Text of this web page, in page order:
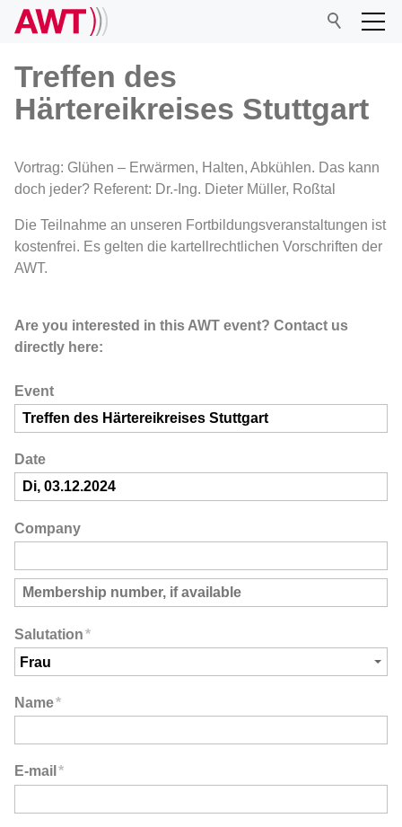
Network
Events
Treffen des
Härtereikreises Stuttgart
Vortrag: Glühen – Erwärmen, Halten, Abkühlen. Das kann
doch jeder? Referent: Dr.-Ing. Dieter Müller, Roßtal
Die Teilnahme an unseren Fortbildungsveranstaltungen ist
kostenfrei. Es gelten die kartellrechtlichen Vorschriften der
AWT.
Are you interested in this AWT event? Contact us
directly here:
Event
Date
Company
Salutation*
Name*
E-mail *